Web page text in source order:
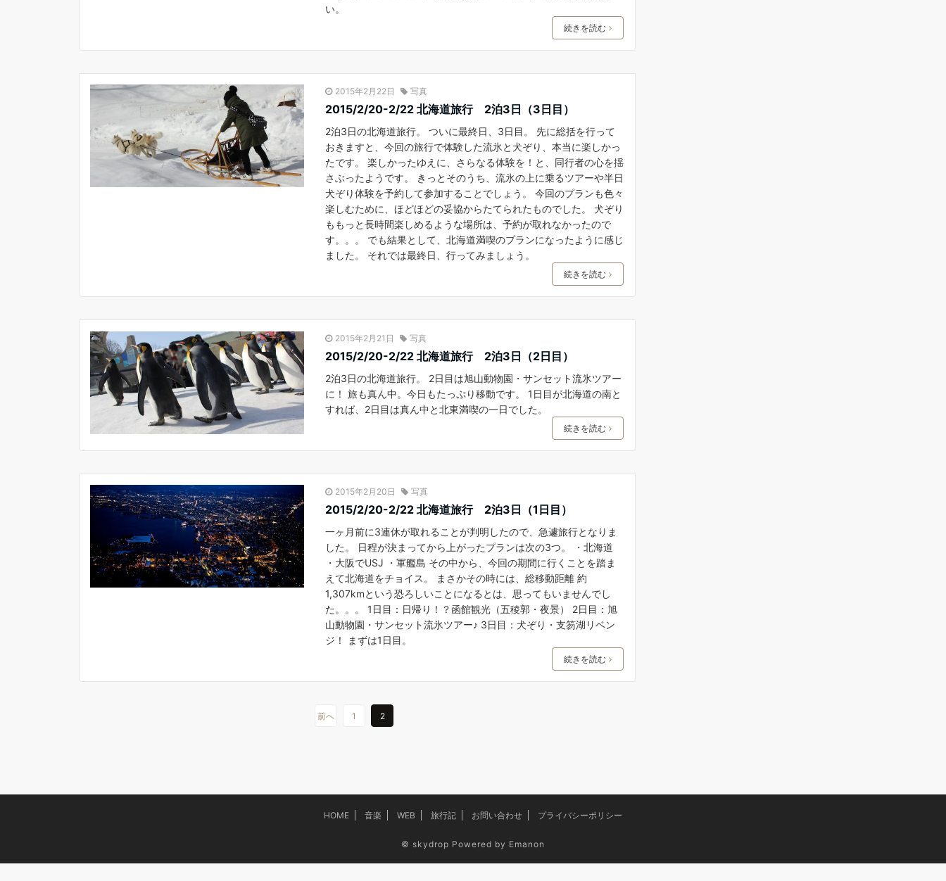
い。
続きを読む
2015年2月22日 写真
2015/2/20-2/22 北海道旅行 2泊3日（3日目）
2泊3日の北海道旅行。 ついに最終日、3日目。 先に総括を行って
おきますと、今回の旅行で体験した流氷と犬ぞり、本当に楽しかっ
たです。 楽しかったゆえに、さらなる体験を！と、同行者の心を揺
さぶったようです。 きっとそのうち、流氷の上に乗るツアーや半日
犬ぞり体験を予約して参加することでしょう。 今回のプランも色々
楽しむために、ほどほどの妥協からたてられたものでした。 犬ぞり
ももっと長時間楽しめるような場所は、予約が取れなかったので
す。。。 でも結果として、北海道満喫のプランになったように感じ
ました。 それでは最終日、行ってみましょう。
続きを読む
2015年2月21日 写真
2015/2/20-2/22 北海道旅行 2泊3日（2日目）
2泊3日の北海道旅行。 2日目は旭山動物園・サンセット流氷ツアー
に！ 旅も真ん中。今日もたっぷり移動です。 1日目が北海道の南と
すれば、2日目は真ん中と北東満喫の一日でした。
続きを読む
2015年2月20日 写真
2015/2/20-2/22 北海道旅行 2泊3日（1日目）
一ヶ月前に3連休が取れることが判明したので、急遽旅行となりま
した。 日程が決まってから上がったプランは次の3つ。 ・北海道
・大阪でUSJ ・軍艦島 その中から、今回の期間に行くことを踏ま
えて北海道をチョイス。 まさかその時には、総移動距離 約
1,307kmという恐ろしいことになるとは、思ってもいませんでし
た。。。 1日目：日帰り！？函館観光（五稜郭・夜景） 2日目：旭
山動物園・サンセット流氷ツアー♪ 3日目：犬ぞり・支笏湖リベン
ジ！ まずは1日目。
続きを読む
前へ 1 2
HOME 音楽 WEB 旅行記 お問い合わせ プライバシーポリシー
© skydrop Powered by Emanon